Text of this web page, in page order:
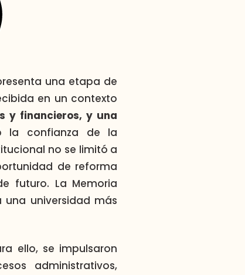
una etapa de
en un contexto
y financieros, y una
la confianza de la
no se limitó a
de reforma
futuro. La Memoria
universidad más
ello, se impulsaron
administrativos,